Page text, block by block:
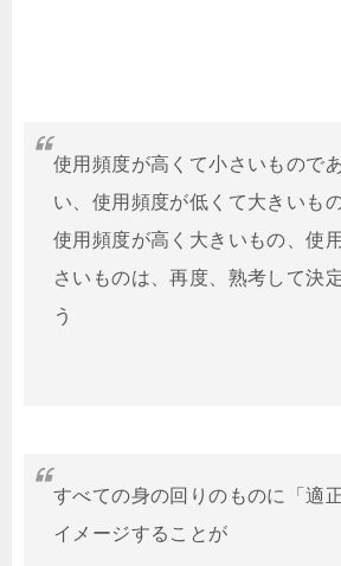
使用頻度が高くて小さいもので
い、使用頻度が低くて大きいも
使用頻度が高く大きいもの、使
さいものは、再度、熟考して決
う
すべての身の回りのものに「適
イメージすることが